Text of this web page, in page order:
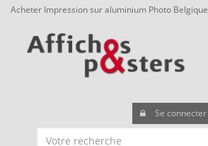
Acheter Impression sur aluminium Photo Belgique
Se connecter